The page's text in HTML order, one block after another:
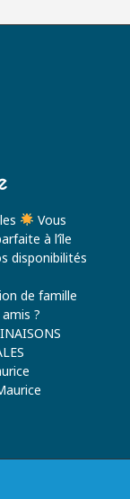
Vous
à l’île
disponibilités
de famille
?